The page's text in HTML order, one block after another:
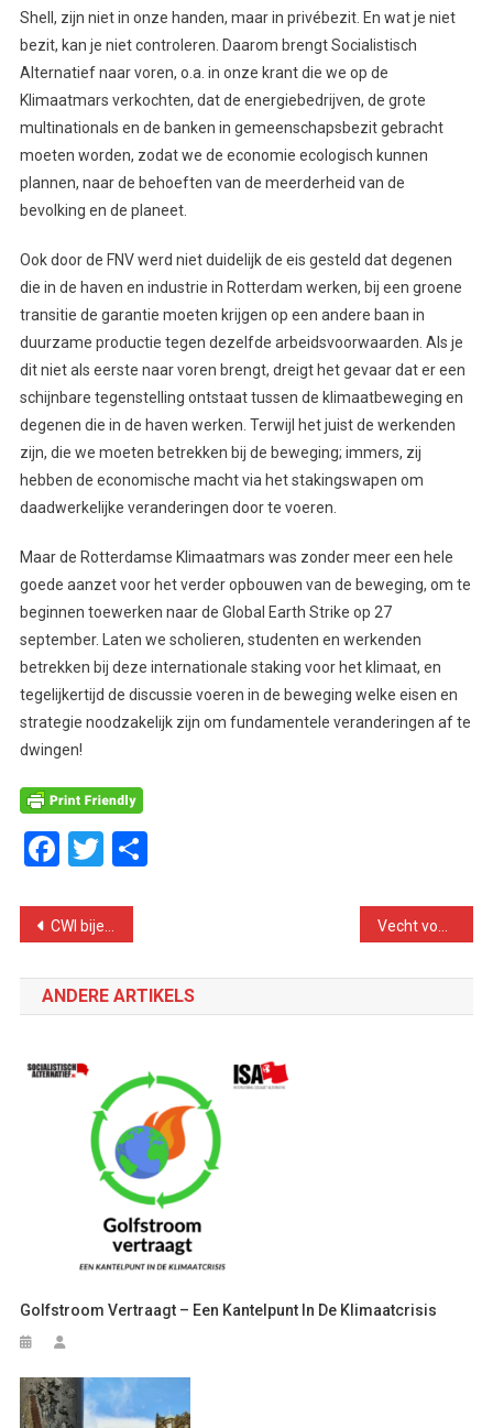
Shell, zijn niet in onze handen, maar in privébezit. En wat je niet
bezit, kan je niet controleren. Daarom brengt Socialistisch
Alternatief naar voren, o.a. in onze krant die we op de
Klimaatmars verkochten, dat de energiebedrijven, de grote
multinationals en de banken in gemeenschapsbezit gebracht
moeten worden, zodat we de economie ecologisch kunnen
plannen, naar de behoeften van de meerderheid van de
bevolking en de planeet.
Ook door de FNV werd niet duidelijk de eis gesteld dat degenen
die in de haven en industrie in Rotterdam werken, bij een groene
transitie de garantie moeten krijgen op een andere baan in
duurzame productie tegen dezelfde arbeidsvoorwaarden. Als je
dit niet als eerste naar voren brengt, dreigt het gevaar dat er een
schijnbare tegenstelling ontstaat tussen de klimaatbeweging en
degenen die in de haven werken. Terwijl het juist de werkenden
zijn, die we moeten betrekken bij de beweging; immers, zij
hebben de economische macht via het stakingswapen om
daadwerkelijke veranderingen door te voeren.
Maar de Rotterdamse Klimaatmars was zonder meer een hele
goede aanzet voor het verder opbouwen van de beweging, om te
beginnen toewerken naar de Global Earth Strike op 27
september. Laten we scholieren, studenten en werkenden
betrekken bij deze internationale staking voor het klimaat, en
tegelijkertijd de discussie voeren in de beweging welke eisen en
strategie noodzakelijk zijn om fundamentele veranderingen af te
dwingen!
Facebook
Twitter
Delen
Bericht
navigatie
CWI bijeenkomst: resolutie over wereldwijde economische crisis
ANDERE ARTIKELS
Golfstroom Vertraagt – Een Kantelpunt In De Klimaatcrisis